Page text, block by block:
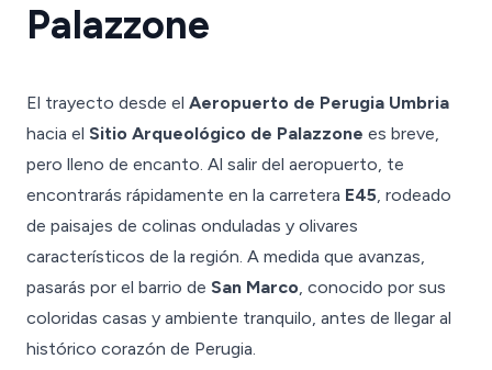
Palazzone
El trayecto desde el Aeropuerto de Perugia Umbria
hacia el Sitio Arqueológico de Palazzone es breve,
pero lleno de encanto. Al salir del aeropuerto, te
encontrarás rápidamente en la carretera E45, rodeado
de paisajes de colinas onduladas y olivares
característicos de la región. A medida que avanzas,
pasarás por el barrio de San Marco, conocido por sus
coloridas casas y ambiente tranquilo, antes de llegar al
histórico corazón de Perugia.